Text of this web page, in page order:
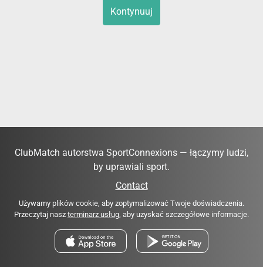
Kontynuuj
ClubMatch autorstwa SportConnexions — łączymy ludzi,
by uprawiali sport.
Contact
Używamy plików cookie, aby zoptymalizować Twoje doświadczenia.
Przeczytaj nasz terminarz usług, aby uzyskać szczegółowe informacje.